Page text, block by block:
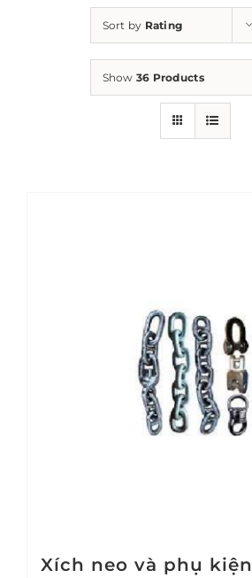
Sort by Rating
Show 36 Products
Xích neo và phụ kiện